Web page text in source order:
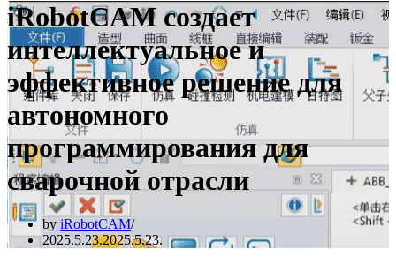
iRobotCAM создает
интеллектуальное и
эффективное решение для
автономного
программирования для
сварочной отрасли
by iRobotCAM
2025.5.23.2025.5.23.